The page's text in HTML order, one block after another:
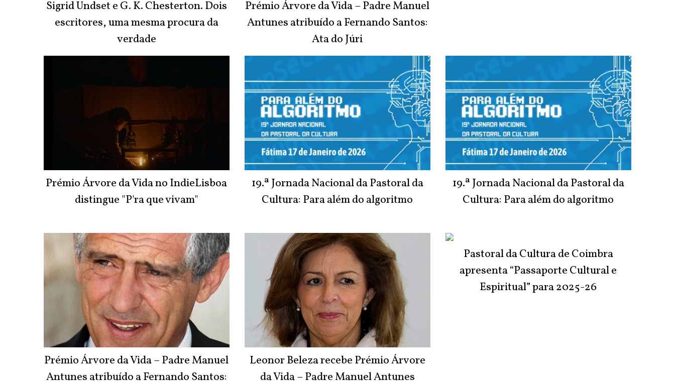
Sigrid Undset e G. K. Chesterton. Dois
escritores, uma mesma procura da
verdade
Prémio Árvore da Vida no IndieLisboa
distingue "P'ra que vivam"
Prémio Árvore da Vida – Padre Manuel
Antunes atribuído a Fernando Santos:
Prémio Árvore da Vida – Padre Manuel
Antunes atribuído a Fernando Santos:
Ata do Júri
19.ª Jornada Nacional da Pastoral da
Cultura: Para além do algoritmo
Leonor Beleza recebe Prémio Árvore
da Vida – Padre Manuel Antunes
19.ª Jornada Nacional da Pastoral da
Cultura: Para além do algoritmo
Pastoral da Cultura de Coimbra
apresenta “Passaporte Cultural e
Espiritual” para 2025-26